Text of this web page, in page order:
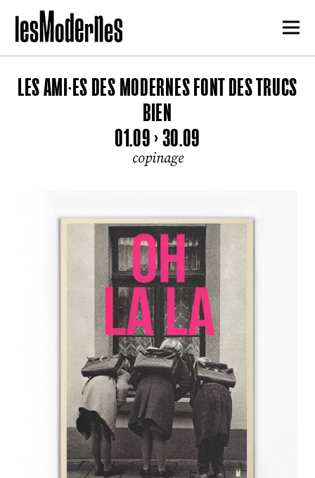
LES AMI·ES DES MODERNES FONT DES TRUCS
BIEN
01.09 > 30.09
copinage